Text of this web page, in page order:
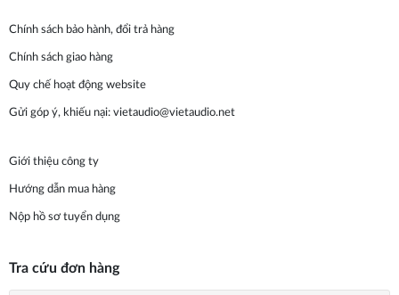
Chính sách bảo hành, đổi trả hàng
Chính sách giao hàng
Quy chế hoạt động website
Gửi góp ý, khiếu nại: vietaudio@vietaudio.net
Giới thiệu công ty
Hướng dẫn mua hàng
Nộp hồ sơ tuyển dụng
Tra cứu đơn hàng